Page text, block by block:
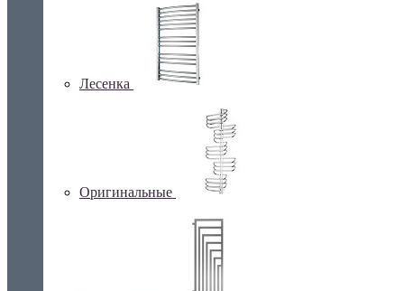
Лесенка
Оригинальные